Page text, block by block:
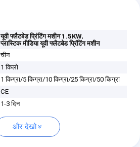
यूवी फ्लैटबेड प्रिंटिंग मशीन 1.5KW,
प्लास्टिक मीडिया यूवी फ्लैटबेड प्रिंटिंग मशीन
चीन
1 किलो
1 किग्रा/5 किग्रा/10 किग्रा/25 किग्रा/50 किग्रा
CE
1-3 दिन
और देखो